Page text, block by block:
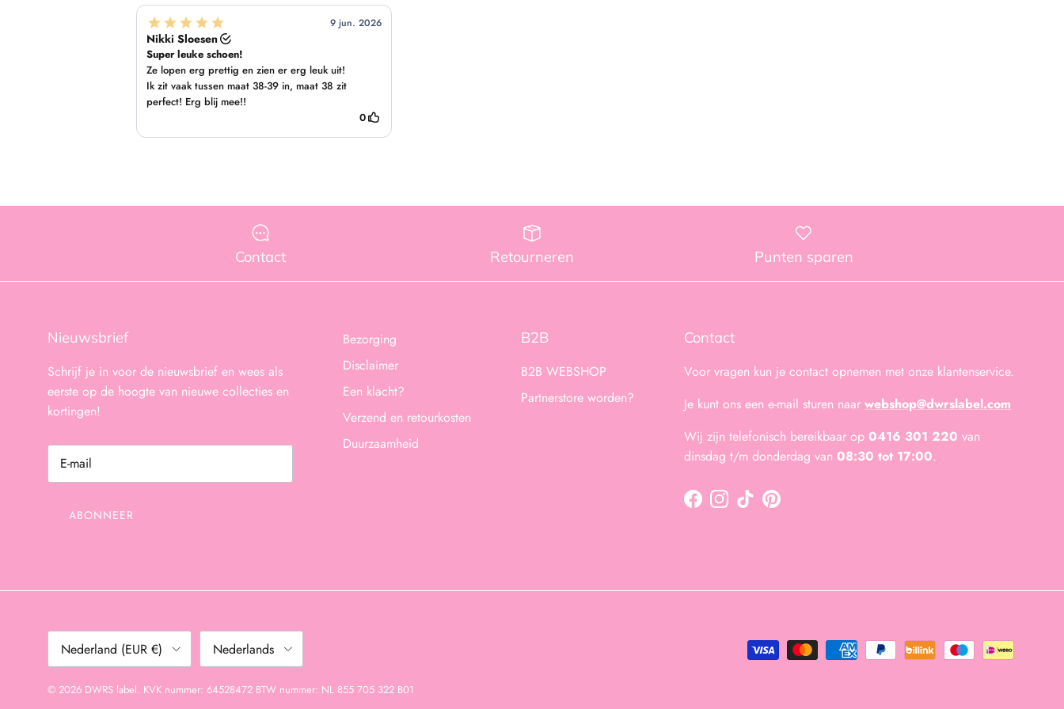
Contact Retourneren Punten sparen
Nieuwsbrief
Schrijf je in voor de nieuwsbrief en wees als
eerste op de hoogte van nieuwe collecties en
kortingen!
ABONNEER
Bezorging
Disclaimer
Een klacht?
Verzend en retourkosten
Duurzaamheid
B2B
B2B WEBSHOP
Partnerstore worden?
Contact
Voor vragen kun je contact opnemen met onze klantenservice.
Je kunt ons een e-mail sturen naar webshop@dwrslabel.com
Wij zijn telefonisch bereikbaar op 0416 301 220 van
dinsdag t/m donderdag van 08:30 tot 17:00.
FacebookInstagram
TikTokPinterest
Land/Regio
Nederland (EUR €)
Taal
Nederlands
© 2026 DWRS label. KVK nummer: 64528472 BTW nummer: NL 855 705 322 B01